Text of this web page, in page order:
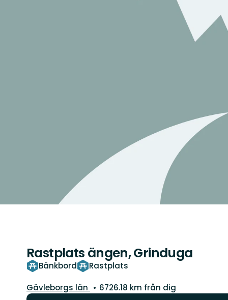
Rastplats ängen, Grinduga
Bänkbord Rastplats
Län:
Gävleborgs län
6726.18 km från dig